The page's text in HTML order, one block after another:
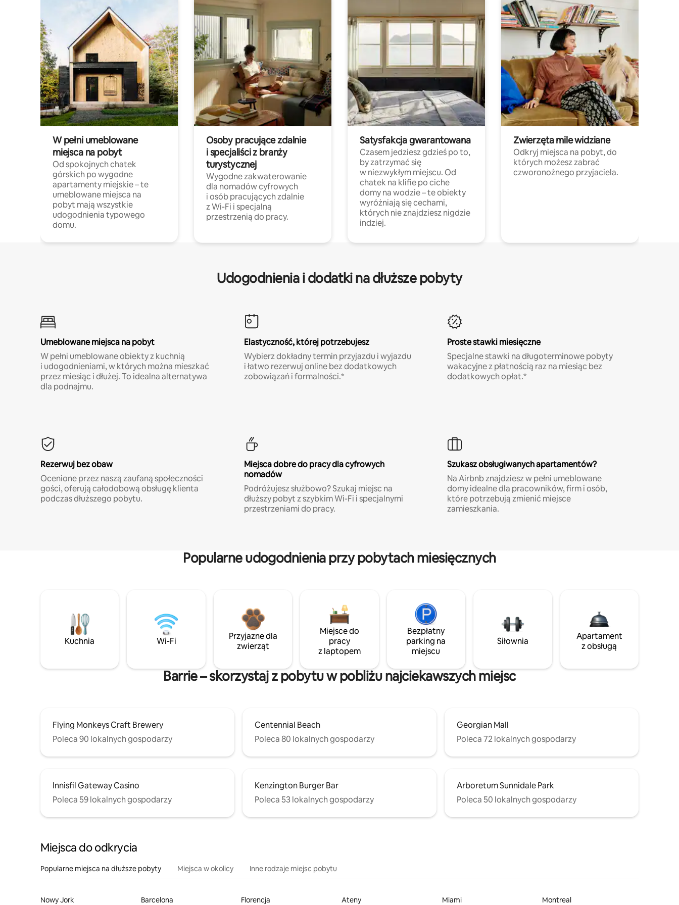
W pełni umeblowane
miejsca na pobyt
Od spokojnych chatek
górskich po wygodne
apartamenty miejskie – te
umeblowane miejsca na
pobyt mają wszystkie
udogodnienia typowego
domu.
Osoby pracujące zdalnie
i specjaliści z branży
turystycznej
Wygodne zakwaterowanie
dla nomadów cyfrowych
i osób pracujących zdalnie
z Wi-Fi i specjalną
przestrzenią do pracy.
Satysfakcja gwarantowana
Czasem jedziesz gdzieś po to,
by zatrzymać się
w niezwykłym miejscu. Od
chatek na klifie po ciche
domy na wodzie – te obiekty
wyróżniają się cechami,
których nie znajdziesz nigdzie
indziej.
Zwierzęta mile widziane
Odkryj miejsca na pobyt, do
których możesz zabrać
czworonożnego przyjaciela.
Udogodnienia i dodatki na dłuższe pobyty
Umeblowane miejsca na pobyt
W pełni umeblowane obiekty z kuchnią
i udogodnieniami, w których można mieszkać
przez miesiąc i dłużej. To idealna alternatywa
dla podnajmu.
Elastyczność, której potrzebujesz
Wybierz dokładny termin przyjazdu i wyjazdu
i łatwo rezerwuj online bez dodatkowych
zobowiązań i formalności.*
Proste stawki miesięczne
Specjalne stawki na długoterminowe pobyty
wakacyjne z płatnością raz na miesiąc bez
dodatkowych opłat.*
Rezerwuj bez obaw
Ocenione przez naszą zaufaną społeczności
gości, oferują całodobową obsługę klienta
podczas dłuższego pobytu.
Miejsca dobre do pracy dla cyfrowych
nomadów
Podróżujesz służbowo? Szukaj miejsc na
dłuższy pobyt z szybkim Wi-Fi i specjalnymi
przestrzeniami do pracy.
Szukasz obsługiwanych apartamentów?
Na Airbnb znajdziesz w pełni umeblowane
domy idealne dla pracowników, firm i osób,
które potrzebują zmienić miejsce
zamieszkania.
Popularne udogodnienia przy pobytach miesięcznych
Kuchnia Wi-Fi
Przyjazne dla
zwierząt
Miejsce do
pracy
z laptopem
Bezpłatny
parking na
miejscu
Siłownia
Apartament
z obsługą
Barrie – skorzystaj z pobytu w pobliżu najciekawszych miejsc
Flying Monkeys Craft Brewery
Poleca 90 lokalnych gospodarzy
Centennial Beach
Poleca 80 lokalnych gospodarzy
Georgian Mall
Poleca 72 lokalnych gospodarzy
Innisfil Gateway Casino
Poleca 59 lokalnych gospodarzy
Kenzington Burger Bar
Poleca 53 lokalnych gospodarzy
Arboretum Sunnidale Park
Poleca 50 lokalnych gospodarzy
Miejsca do odkrycia
Popularne miejsca na dłuższe pobyty Miejsca w okolicy Inne rodzaje miejsc pobytu
Nowy Jork
Barcelona
Florencja
Ateny
Miami
Montreal